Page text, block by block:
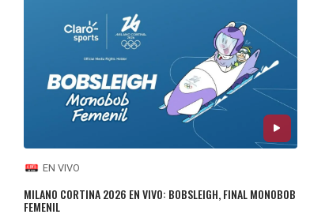
EN VIVO
MILANO CORTINA 2026 EN VIVO: BOBSLEIGH, FINAL MONOBOB
FEMENIL